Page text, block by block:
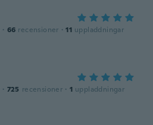
· 66 recensioner · 11 uppladdningar
· 725 recensioner · 1 uppladdningar